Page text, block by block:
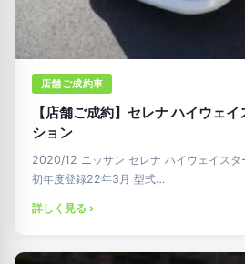
店舗ご成約車
【店舗ご成約】セレナ ハイウェ
ション
2020/12 ニッサン セレナ ハイウェイスタ
初年度登録22年3月 型式…
詳しく見る ›